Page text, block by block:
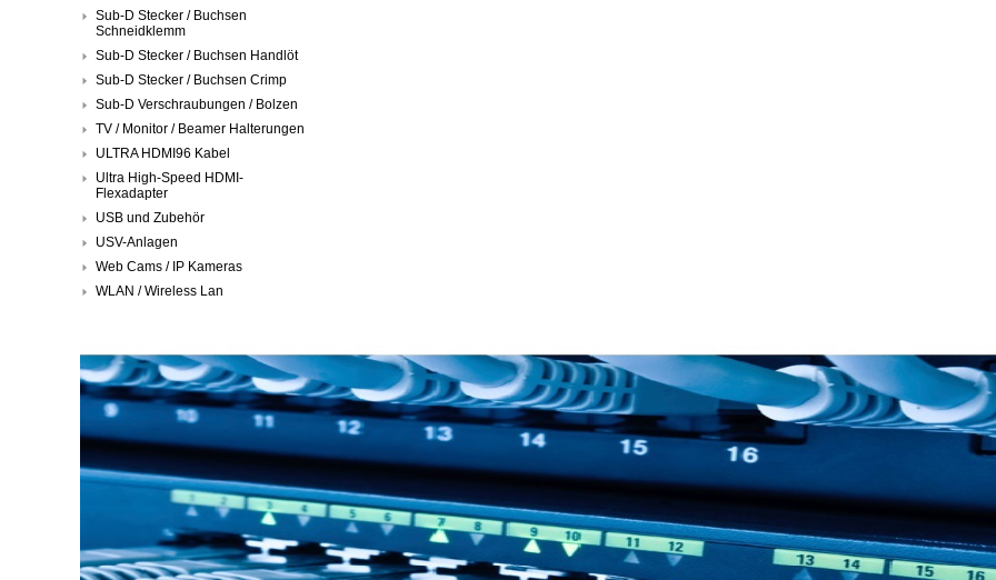
Sub-D Stecker / Buchsen
Schneidklemm
Sub-D Stecker / Buchsen Handlöt
Sub-D Stecker / Buchsen Crimp
Sub-D Verschraubungen / Bolzen
TV / Monitor / Beamer Halterungen
ULTRA HDMI96 Kabel
Ultra High-Speed HDMI-
Flexadapter
USB und Zubehör
USV-Anlagen
Web Cams / IP Kameras
WLAN / Wireless Lan